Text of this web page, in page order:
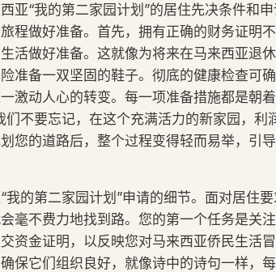
亚“我的第二家园计划”的居住先决条件和申
程做好准备。首先，拥有正确的财务证明
活做好准备。这就像为将来在马来西亚退
准备一双坚固的鞋子。彻底的健康检查可
激动人心的转变。每一项准备措施都是朝
们不要忘记，在这个充满活力的新家园，利
您的道路后，整个过程变得轻而易举，引
的第二家园计划”申请的细节。面对居住要
毫不费力地找到路。您的第一个任务是关
资金证明，以反映您对马来西亚侨民生活
保它们组织良好，就像诗中的诗句一样，